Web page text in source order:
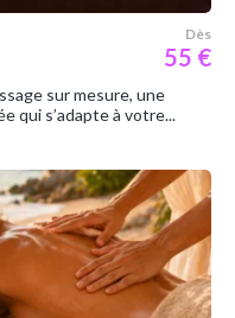
Dès
55 €
sur mesure, une
qui s’adapte à votre...